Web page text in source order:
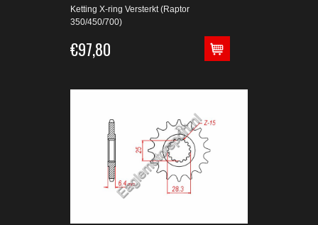
Ketting X-ring Versterkt (Raptor
350/450/700)
€97,80